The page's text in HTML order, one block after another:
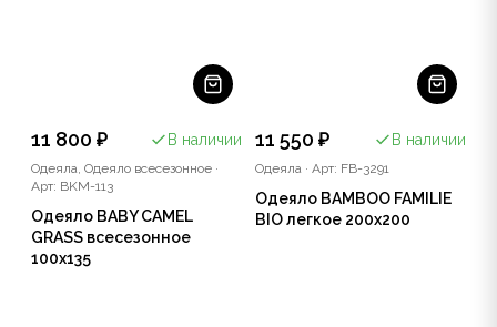
11 800 ₽ В наличии
Одеяла, Одеяло всесезонное ·
Арт: BKM-113
Одеяло BABY CAMEL
GRASS всесезонное
100x135
11 550 ₽ В наличии
Одеяла · Арт: FB-3291
Одеяло BAMBOO FAMILIE
BIO легкое 200x200